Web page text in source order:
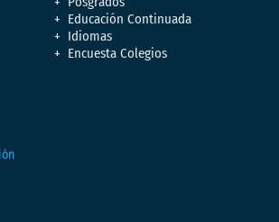
Educación Continuada
Idiomas
Encuesta Colegios